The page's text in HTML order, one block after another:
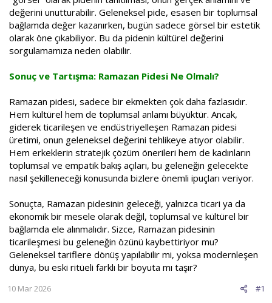
değerini unutturabilir. Geleneksel pide, esasen bir toplumsal
bağlamda değer kazanırken, bugün sadece görsel bir estetik
olarak öne çıkabiliyor. Bu da pidenin kültürel değerini
sorgulamamıza neden olabilir.
Sonuç ve Tartışma: Ramazan Pidesi Ne Olmalı?
Ramazan pidesi, sadece bir ekmekten çok daha fazlasıdır.
Hem kültürel hem de toplumsal anlamı büyüktür. Ancak,
giderek ticarileşen ve endüstriyelleşen Ramazan pidesi
üretimi, onun geleneksel değerini tehlikeye atıyor olabilir.
Hem erkeklerin stratejik çözüm önerileri hem de kadınların
toplumsal ve empatik bakış açıları, bu geleneğin gelecekte
nasıl şekilleneceği konusunda bizlere önemli ipuçları veriyor.
Sonuçta, Ramazan pidesinin geleceği, yalnızca ticari ya da
ekonomik bir mesele olarak değil, toplumsal ve kültürel bir
bağlamda ele alınmalıdır. Sizce, Ramazan pidesinin
ticarileşmesi bu geleneğin özünü kaybettiriyor mu?
Geleneksel tariflere dönüş yapılabilir mi, yoksa modernleşen
dünya, bu eski ritüeli farklı bir boyuta mı taşır?
#1
10 Mar 2026